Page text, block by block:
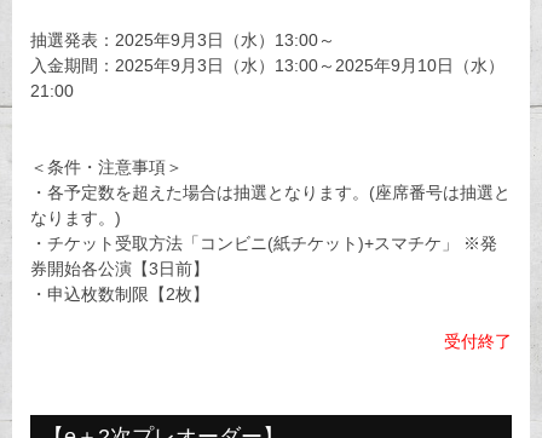
抽選発表：2025年9月3日（水）13:00～
入金期間：2025年9月3日（水）13:00～2025年9月10日（水）
21:00
＜条件・注意事項＞
・各予定数を超えた場合は抽選となります。(座席番号は抽選と
なります。)
・チケット受取方法「コンビニ(紙チケット)+スマチケ」 ※発
券開始各公演【3日前】
・申込枚数制限【2枚】
受付終了